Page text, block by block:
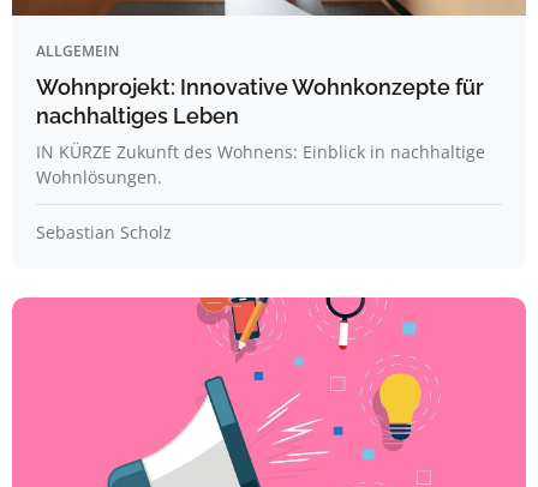
ALLGEMEIN
Wohnprojekt: Innovative Wohnkonzepte für
nachhaltiges Leben
IN KÜRZE Zukunft des Wohnens: Einblick in nachhaltige
Wohnlösungen.
Sebastian Scholz